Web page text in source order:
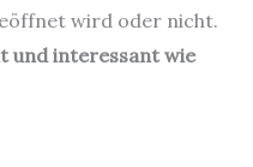
wird oder nicht.
und interessant wie